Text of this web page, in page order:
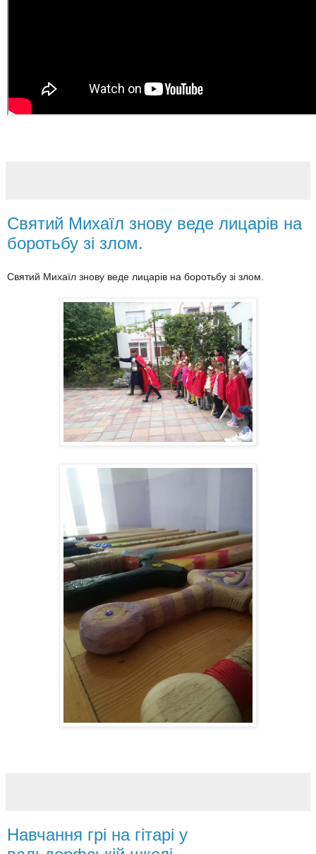
Святий Михаїл знову веде лицарів на
боротьбу зі злом.
Святий Михаїл знову веде лицарів на боротьбу зі злом.
Навчання грі на гітарі у